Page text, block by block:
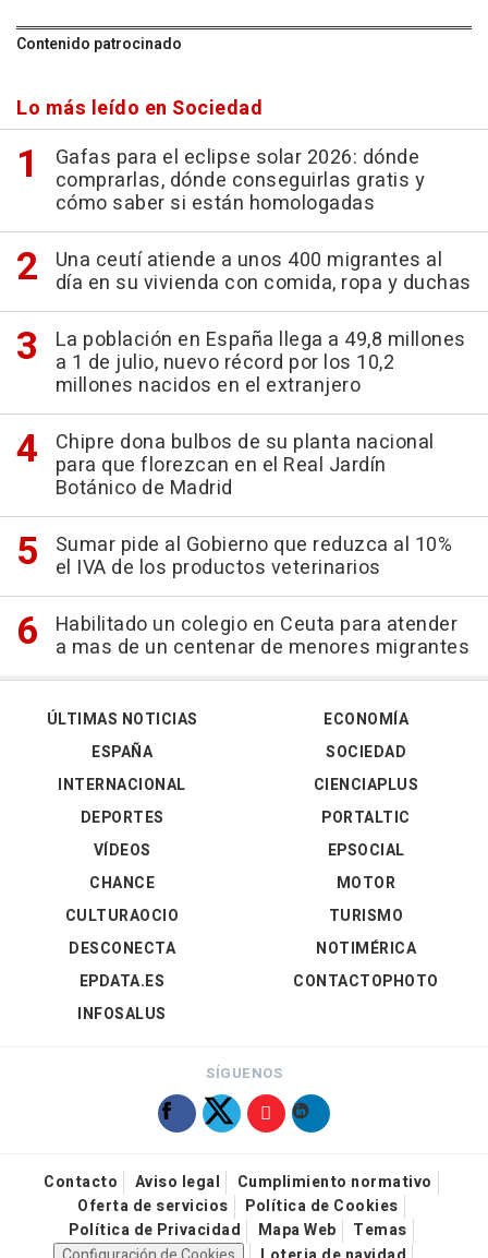
Contenido patrocinado
Lo más leído en Sociedad
Gafas para el eclipse solar 2026: dónde
comprarlas, dónde conseguirlas gratis y
cómo saber si están homologadas
Una ceutí atiende a unos 400 migrantes al
día en su vivienda con comida, ropa y duchas
La población en España llega a 49,8 millones
a 1 de julio, nuevo récord por los 10,2
millones nacidos en el extranjero
Chipre dona bulbos de su planta nacional
para que florezcan en el Real Jardín
Botánico de Madrid
Sumar pide al Gobierno que reduzca al 10%
el IVA de los productos veterinarios
Habilitado un colegio en Ceuta para atender
a mas de un centenar de menores migrantes
ÚLTIMAS NOTICIAS
ESPAÑA
INTERNACIONAL
DEPORTES
VÍDEOS
ECONOMÍA
SOCIEDAD
CIENCIAPLUS
PORTALTIC
EPSOCIAL
CHANCE
CULTURAOCIO
DESCONECTA
EPDATA.ES
INFOSALUS
MOTOR
TURISMO
NOTIMÉRICA
CONTACTOPHOTO
SÍGUENOS
Contacto Aviso legal
Cumplimiento normativo
Oferta de servicios
Política de Cookies
Política de Privacidad
Mapa Web
Temas